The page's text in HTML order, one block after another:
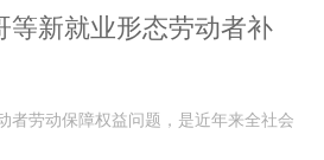
等新就业形态劳动者补
者劳动保障权益问题，是近年来全社会